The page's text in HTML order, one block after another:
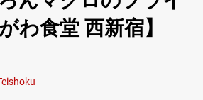
わ食堂 西新宿】